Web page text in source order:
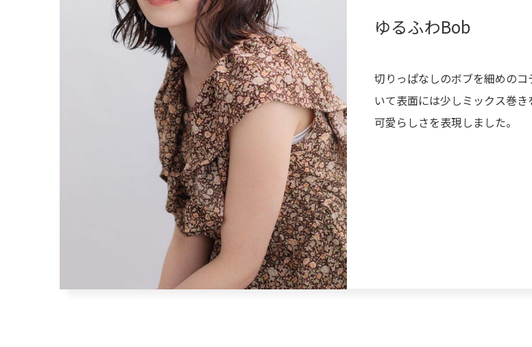
ゆるふわBob
切りっぱなしのボブを細めの
いて表面には少しミックス巻
可愛らしさを表現しました。